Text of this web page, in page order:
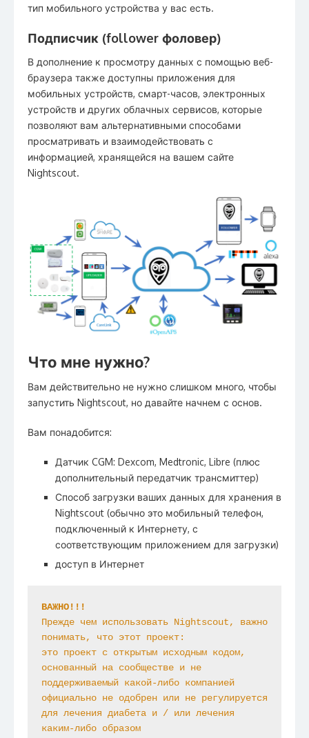
тип мобильного устройства у вас есть.
Подписчик (follower фоловер)
В дополнение к просмотру данных с помощью веб-
браузера также доступны приложения для
мобильных устройств, смарт-часов, электронных
устройств и других облачных сервисов, которые
позволяют вам альтернативными способами
просматривать и взаимодействовать с
информацией, хранящейся на вашем сайте
Nightscout.
Что мне нужно?
Вам действительно не нужно слишком много, чтобы
запустить Nightscout, но давайте начнем с основ.
Вам понадобится:
Датчик CGM: Dexcom, Medtronic, Libre (плюс
дополнительный передатчик трансмиттер)
Способ загрузки ваших данных для хранения в
Nightscout (обычно это мобильный телефон,
подключенный к Интернету, с
соответствующим приложением для загрузки)
доступ в Интернет
ВАЖНО!!!
Прежде чем использовать Nightscout, важно
понимать, что этот проект:
это проект с открытым исходным кодом,
основанный на сообществе и не
поддерживаемый какой-либо компанией
официально не одобрен или не регулируется
для лечения диабета и / или лечения